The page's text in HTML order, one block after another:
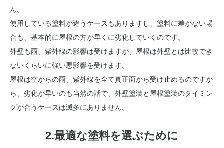
ん。
使用している塗料が違うケースもありますし、塗料に差がない場
合も、基本的に屋根の方が早くに劣化していくのです。
外壁も雨、紫外線の影響は受けますが、屋根は外壁とは比較でき
ないくらいに強い悪影響を受けます。
屋根は空からの雨、紫外線を全て真正面から受け止めるのですか
ら、劣化が早いのも当然の話で、外壁塗装と屋根塗装のタイミン
グが合うケースは滅多にありません。
2.最適な塗料を選ぶために